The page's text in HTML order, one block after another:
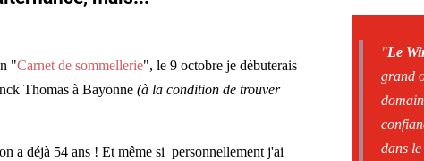
"Carnet de sommellerie", le 9 octobre je débuterais
Thomas à Bayonne(à la condition de trouver
a déjà 54 ans ! Et même si personnellement j'ai
"Le
grand
dans le